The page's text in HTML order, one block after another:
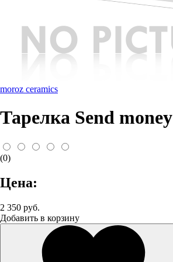
moroz ceramics
Тарелка Send money
(0)
Цена:
2 350 руб.
Добавить в корзину